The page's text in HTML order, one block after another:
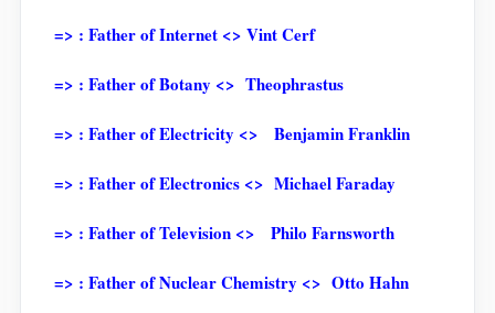
=> : Father of Internet <> Vint Cerf
=> : Father of Botany <> Theophrastus
=> : Father of Electricity <> Benjamin Franklin
=> : Father of Electronics <> Michael Faraday
=> : Father of Television <> Philo Farnsworth
=> : Father of Nuclear Chemistry <> Otto Hahn